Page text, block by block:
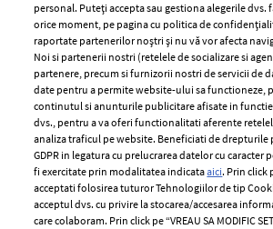
ELLE Style Awards
2024
Despre ELLE
Romania
Contact
Abonamente
Politica
Politica
personal. Puteți accepta sau gestiona alegerile dvs.
orice moment, pe pagina cu politica de
raportate partenerilor noștri și nu vă vor afecta
Noi si partenerii nostri (retelele de socializare si
partenere, precum si furnizorii nostri de servicii de
date pentru a permite website-ului sa functioneze,
continutul si anunturile publicitare afisate in
dvs., pentru a va oferi functionalitati aferente
analiza traficul pe website. Beneficiati de drepturile
GDPR in legatura cu prelucrarea datelor cu caracter
fi exercitate prin modalitatea indicataaici. Prin click
acceptati folosirea tuturor Tehnologiilor de tip
acceptul dvs. cu privire la stocarea/accesarea
care colaboram. Prin click pe “VREAU SA MODIFIC